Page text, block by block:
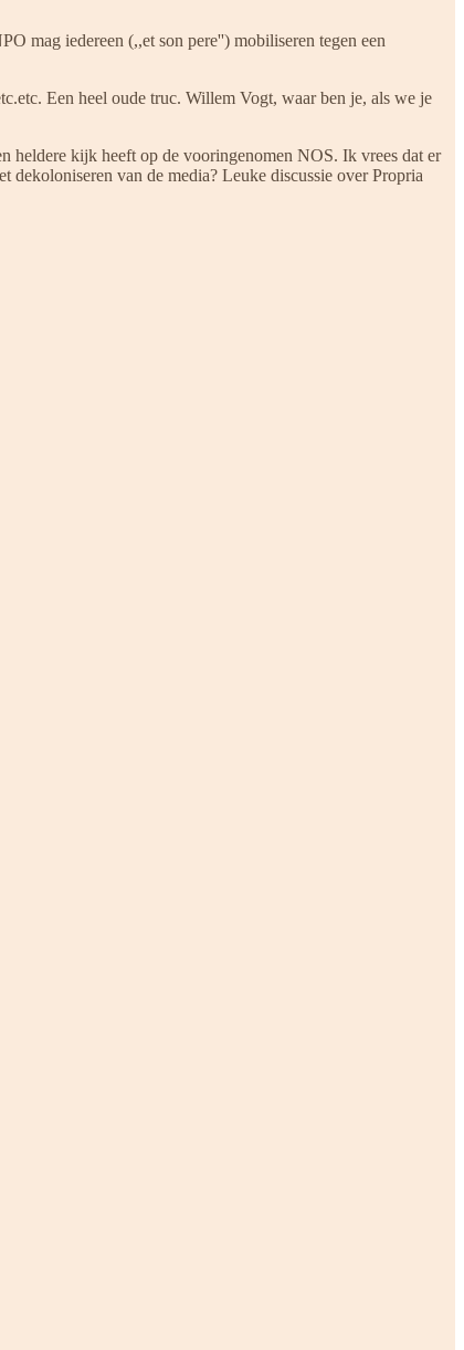
mag iedereen (,,et son pere'') mobiliseren tegen een
Een heel oude truc. Willem Vogt, waar ben je, als we je
heldere kijk heeft op de vooringenomen NOS. Ik vrees dat er
dekoloniseren van de media? Leuke discussie over Propria